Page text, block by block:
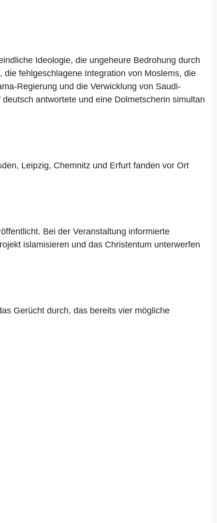
Ideologie, die ungeheure Bedrohung durch
die fehlgeschlagene Integration von Moslems, die
Regierung und die Verwicklung von Saudi-
antwortete und eine Dolmetscherin simultan
Leipzig, Chemnitz und Erfurt fanden vor Ort
Bei der Veranstaltung informierte
islamisieren und das Christentum unterwerfen
Gerücht durch, das bereits vier mögliche